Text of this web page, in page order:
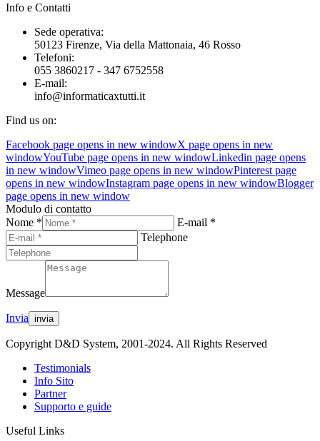
Info e Contatti
Sede operativa:
50123 Firenze, Via della Mattonaia, 46 Rosso
Telefoni:
055 3860217 - 347 6752558
E-mail:
info@informaticaxtutti.it
Find us on:
Facebook page opens in new windowX page opens in new
windowYouTube page opens in new windowLinkedin page opens
in new windowVimeo page opens in new windowPinterest page
opens in new windowInstagram page opens in new windowBlogger
page opens in new window
Modulo di contatto
Nome *
E-mail *
Telephone
Message
Invia
Copyright D&D System, 2001-2024. All Rights Reserved
Testimonials
Info Sito
Partner
Supporto e guide
Useful Links